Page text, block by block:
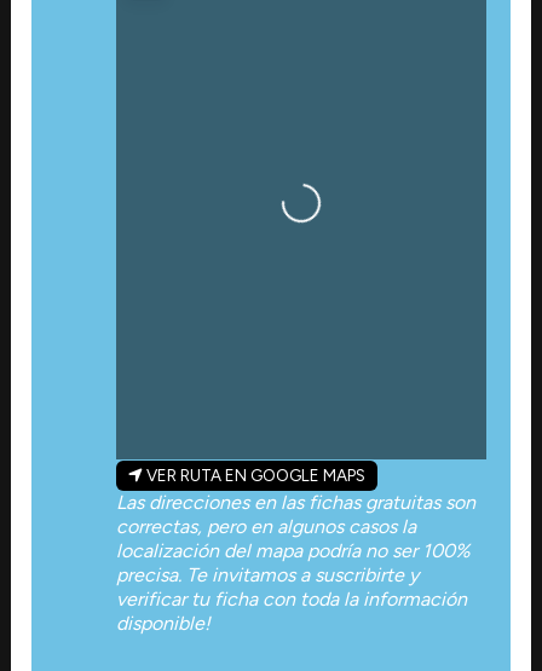
Cargando…
VER RUTA EN GOOGLE MAPS
Las direcciones en las fichas gratuitas son
correctas, pero en algunos casos la
localización del mapa podría no ser 100%
precisa. Te invitamos a suscribirte y
verificar tu ficha con toda la información
disponible!